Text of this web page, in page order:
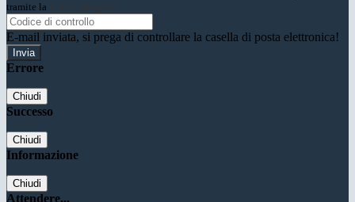
tramite la
E-mail inviata, si prega di controllare la casella di posta elettronica!
Errore
Chiudi
Successo
Chiudi
Informazione
Chiudi
Attendere...